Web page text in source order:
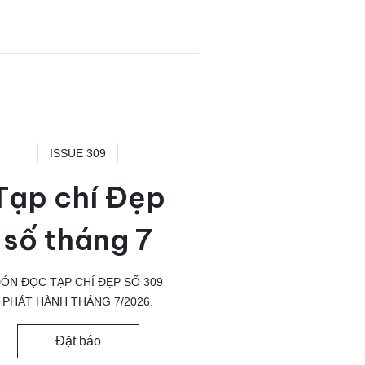
ISSUE 309
chí Đẹp
số tháng 7
ĐỌC TẠP CHÍ ĐẸP SỐ 309
PHÁT HÀNH THÁNG 7/2026.
Đặt báo